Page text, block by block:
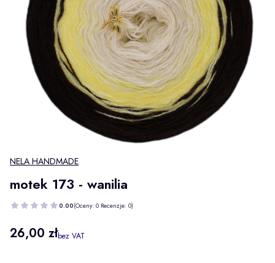
NELA HANDMADE
motek 173 - wanilia
0.00(Oceny: 0 Recenzje: 0)
Cena
26,00 złbez VAT